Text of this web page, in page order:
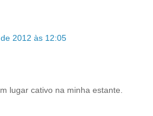
2012 às 12:05
lugar cativo na minha estante.